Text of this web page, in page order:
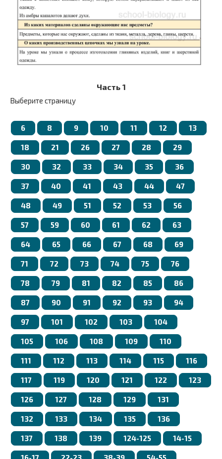
Часть 1
Выберите страницу
6 8 9 10 11 12 13
18 21 26 27 28 29
30 32 33 34 35 36
37 40 41 43 44 47
48 49 51 52 53 56
57 59 60 61 62 63
64 65 66 67 68 69
71 72 73 74 75 76
78 79 81 82 85 86
87 90 91 92 93 94
97 101 102 103 104
105 106 108 109 110
111 112 113 114 115 116
117 119 120 121 122 123
126 127 128 129 131
132 133 134 135 136
137 138 139 124-125 14-15